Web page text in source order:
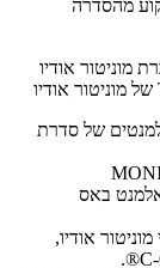
מהסדרה
מוניטור אודיו
של סדרת
באס
אודיו,